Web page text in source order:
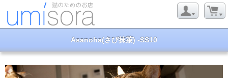
Asanoha(さび抹茶) -SS10